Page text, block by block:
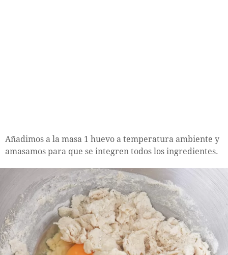
Añadimos a la masa 1 huevo a temperatura ambiente y
amasamos para que se integren todos los ingredientes.